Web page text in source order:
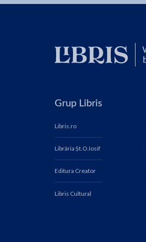
Grup Libris
Libris.ro
Librăria Șt.O.Iosif
Editura Creator
Libris Cultural